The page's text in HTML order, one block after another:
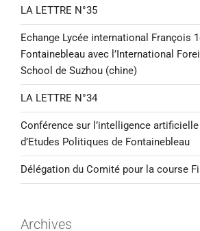
LA LETTRE N°35
Echange Lycée international François
Fontainebleau avec l’International
School de Suzhou (chine)
LA LETTRE N°34
Conférence sur l’intelligence
d’Etudes Politiques de Fontainebleau
Délégation du Comité pour la course
Archives